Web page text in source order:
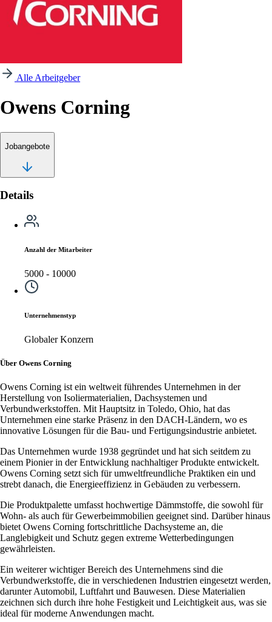
Alle Arbeitgeber
Owens Corning
Jobangebote
Details
Anzahl der Mitarbeiter
5000 - 10000
Unternehmenstyp
Globaler Konzern
Über Owens Corning
Owens Corning ist ein weltweit führendes Unternehmen in der
Herstellung von Isoliermaterialien, Dachsystemen und
Verbundwerkstoffen. Mit Hauptsitz in Toledo, Ohio, hat das
Unternehmen eine starke Präsenz in den DACH-Ländern, wo es
innovative Lösungen für die Bau- und Fertigungsindustrie anbietet.
Das Unternehmen wurde 1938 gegründet und hat sich seitdem zu
einem Pionier in der Entwicklung nachhaltiger Produkte entwickelt.
Owens Corning setzt sich für umweltfreundliche Praktiken ein und
strebt danach, die Energieeffizienz in Gebäuden zu verbessern.
Die Produktpalette umfasst hochwertige Dämmstoffe, die sowohl für
Wohn- als auch für Gewerbeimmobilien geeignet sind. Darüber hinaus
bietet Owens Corning fortschrittliche Dachsysteme an, die
Langlebigkeit und Schutz gegen extreme Wetterbedingungen
gewährleisten.
Ein weiterer wichtiger Bereich des Unternehmens sind die
Verbundwerkstoffe, die in verschiedenen Industrien eingesetzt werden,
darunter Automobil, Luftfahrt und Bauwesen. Diese Materialien
zeichnen sich durch ihre hohe Festigkeit und Leichtigkeit aus, was sie
ideal für moderne Anwendungen macht.